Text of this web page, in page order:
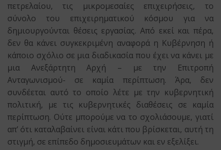
πετρελαίου, τις μικρομεσαίες επιχειρήσεις, το
σύνολο του επιχειρηματικού κόσμου για να
δημιουργούνται θέσεις εργασίας. Από εκεί και πέρα,
δεν θα κάνει συγκεκριμένη αναφορά η Κυβέρνηση ή
κάποιο σχόλιο σε μια διαδικασία που έχει να κάνει με
μια Ανεξάρτητη Αρχή – με την Επιτροπή
Ανταγωνισμού- σε καμία περίπτωση. Άρα, δεν
συνδέεται αυτό το οποίο λέτε με την κυβερνητική
πολιτική, με τις κυβερνητικές διαθέσεις σε καμία
περίπτωση. Ούτε μπορούμε να το σχολιάσουμε, γιατί
απ’ ότι καταλαβαίνει είναι κάτι που βρίσκεται, αυτή τη
στιγμή, σε επίπεδο δημοσιευμάτων και εν εξελίξει.